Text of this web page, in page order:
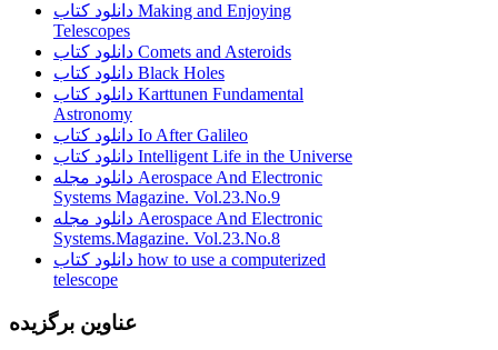
دانلود کتاب Making and Enjoying
Telescopes
دانلود کتاب Comets and Asteroids
دانلود کتاب Black Holes
دانلود کتاب Karttunen Fundamental
Astronomy
دانلود کتاب Io After Galileo
دانلود کتاب Intelligent Life in the Universe
دانلود مجله Aerospace And Electronic
Systems Magazine. Vol.23.No.9
دانلود مجله Aerospace And Electronic
Systems.Magazine. Vol.23.No.8
دانلود کتاب how to use a computerized
telescope
عناوین برگزیده